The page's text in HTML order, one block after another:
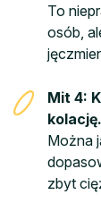
To
osób,
Mit 4:
kolację.
Można
zbyt